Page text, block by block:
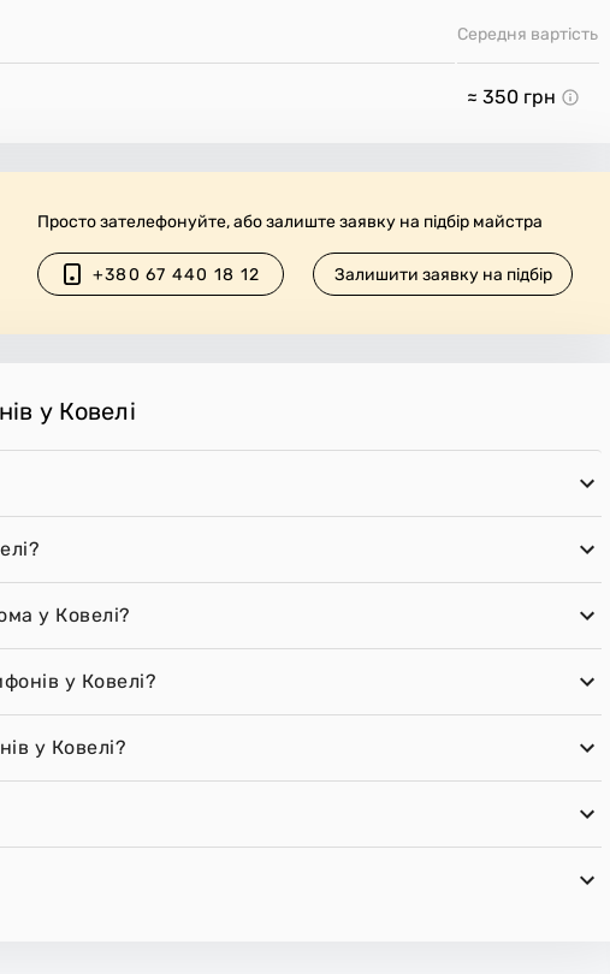
Середня вартість
≈ 350 грн
Просто зателефонуйте, або залиште заявку на підбір майстра
+380 67 440 18 12 Залишити заявку на підбір
у Ковелі
у Ковелі?
у Ковелі?
у Ковелі?